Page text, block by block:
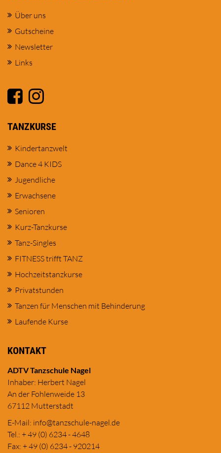
Über uns
Gutscheine
Newsletter
Links
TANZKURSE
Kindertanzwelt
Dance 4 KIDS
Jugendliche
Erwachsene
Senioren
Kurz-Tanzkurse
Tanz-Singles
FITNESS trifft TANZ
Hochzeitstanzkurse
Privatstunden
Tanzen für Menschen mit Behinderung
Laufende Kurse
KONTAKT
ADTV Tanzschule Nagel
Inhaber: Herbert Nagel
An der Fohlenweide 13
67112 Mutterstadt
E-Mail: info@tanzschule-nagel.de
Tel.: + 49 (0) 6234 - 4648
Fax: + 49 (0) 6234 - 920214